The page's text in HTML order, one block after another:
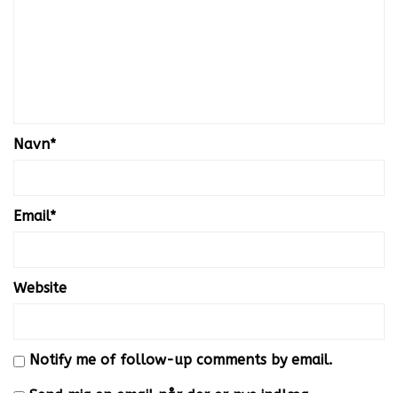
Navn*
Email*
Website
Notify me of follow-up comments by email.